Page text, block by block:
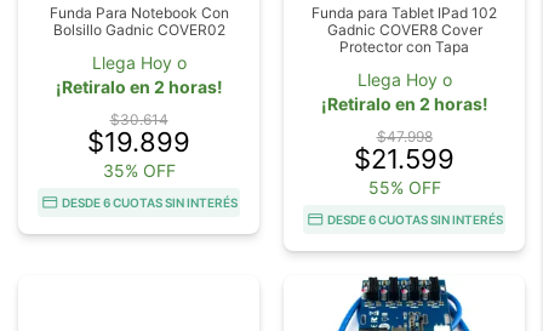
Funda Para Notebook Con
Bolsillo Gadnic COVER02
Llega Hoy o
¡Retiralo en 2 horas!
$30.614
$19.899
35% OFF
DESDE 6 CUOTAS SIN INTERÉS
Funda para Tablet IPad 102
Gadnic COVER8 Cover
Protector con Tapa
Llega Hoy o
¡Retiralo en 2 horas!
$47.998
$21.599
55% OFF
DESDE 6 CUOTAS SIN INTERÉS